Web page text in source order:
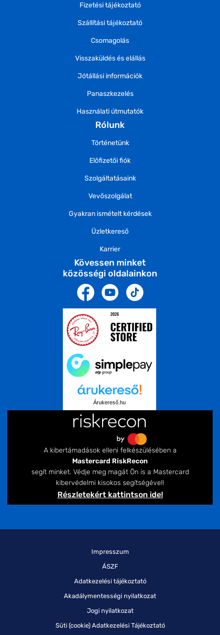
Fizetési tájékoztató
Szállítási tájékoztató
Csomagolás
Visszaküldés és elállás
Jótállási információk
Panaszkezelés
Használati útmutatók
Rólunk
Történetünk
Előfizetői fiók
Szolgáltatásaink
Vevőszolgálat
Gyakran ismételt kérdések
Üzletkereső
Karrier
Kövessen minket
közösségi oldalainkon
Árukereső.hu
A kibertámadások elleni felkészülésében a
Mastercard RiskRecon
segít minket. Védje meg magát Ön is a Mastercard
kibervédelmi kisokos segítségével!
Részletekért kattintson ide!
Impresszum
ÁSZF
Adatkezelési tájékoztató
Akadálymentességi nyilatkozat
Jogi nyilatkozat
Süti (cookie) Adatkezelési Tájékoztató